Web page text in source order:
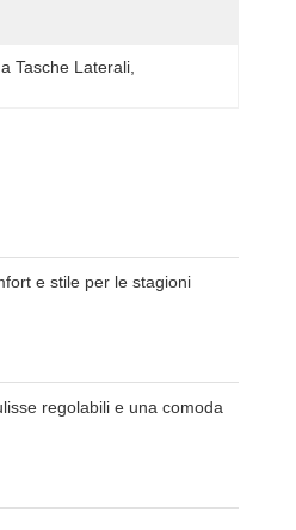
Tasche Laterali
e stile per le stagioni
regolabili e una comoda